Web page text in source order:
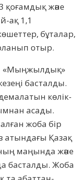
және
ақ 1,1
бұ­талар,
отыр.
«Мың­жыл­дық»
басталды.
кө­лік­
аса­ды.
жоба бір
атындағы Қазақ
маңында және
басталды. Жоба